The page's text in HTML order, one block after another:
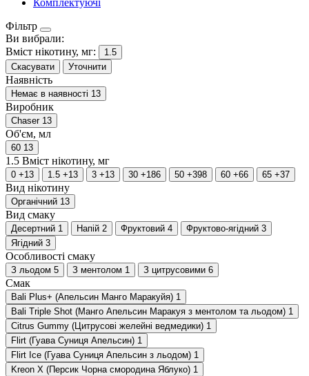
Фільтр
Ви вибрали:
Вміст нікотину, мг:
1.5
Скасувати
Уточнити
Наявність
Немає в наявності 13
Виробник
Chaser 13
Об'єм, мл
60 13
1.5 Вміст нікотину, мг
0 +13 1.5 +13 3 +13 30 +186 50 +398 60 +66 65 +37
Вид нікотину
Органічний 13
Вид смаку
Десертний 1 Напій 2 Фруктовий 4 Фруктово-ягідний 3
Ягідний 3
Особливості смаку
З льодом 5 З ментолом 1 З цитрусовими 6
Смак
Bali Plus+ (Апельсин Манго Маракуйя) 1
Bali Triple Shot (Манго Апельсин Маракуя з ментолом та льодом) 1
Citrus Gummy (Цитрусові желейні ведмедики) 1
Flirt (Гуава Суниця Апельсин) 1
Flirt Ice (Гуава Суниця Апельсин з льодом) 1
Kreon Х (Персик Чорна смородина Яблуко) 1